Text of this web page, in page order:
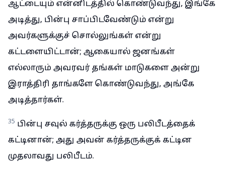
ஆட்டையும் என்னிடத்தில் கொண்டுவந்து, இங்கே
அடித்து, பின்பு சாப்பிடவேண்டும் என்று
அவர்களுக்குச் சொல்லுங்கள் என்று
கட்டளையிட்டான்; ஆகையால் ஜனங்கள்
எல்லாரும் அவரவர் தங்கள் மாடுகளை அன்று
இராத்திரி தாங்களே கொண்டுவந்து, அங்கே
அடித்தார்கள்.
35 பின்பு சவுல் கர்த்தருக்கு ஒரு பலிபீடத்தைக்
கட்டினான்; அது அவன் கர்த்தருக்குக் கட்டின
முதலாவது பலிபீடம்.